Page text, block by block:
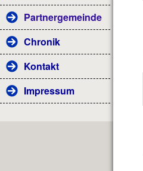
Partnergemeinde
Chronik
Kontakt
Impressum